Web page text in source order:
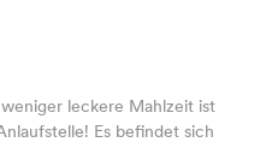
leckere Mahlzeit ist
Es befindet sich